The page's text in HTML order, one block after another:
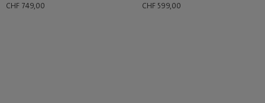
CHF 749,00 CHF 599,00